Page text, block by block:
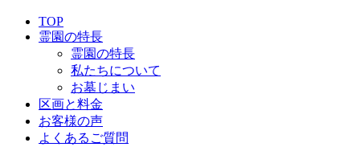
TOP
霊園の特長
霊園の特長
私たちについて
お墓じまい
区画と料金
お客様の声
よくあるご質問